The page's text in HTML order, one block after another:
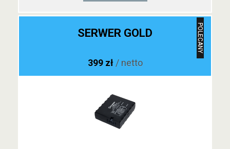
POLECANY
SERWER GOLD
399 zł / netto